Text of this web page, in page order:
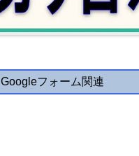
Googleフォーム関連